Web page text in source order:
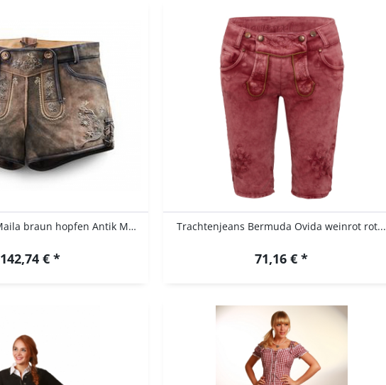
Lederhose kurz Maila braun hopfen Antik Maddox
142,74 € *
Trachtenjeans Bermuda Ovida weinrot rot...
71,16 € *